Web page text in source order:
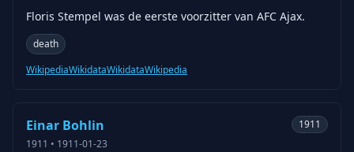
Floris Stempel was de eerste voorzitter van AFC Ajax.
death
WikipediaWikidataWikidataWikipedia
Einar Bohlin
1911 • 1911-01-23
1911